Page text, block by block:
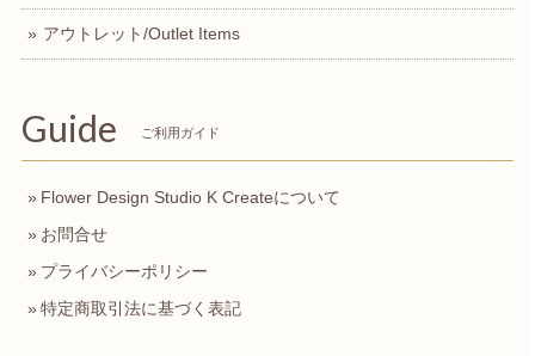
アウトレット/Outlet Items
Guide ご利用ガイド
Flower Design Studio K Createについて
お問合せ
プライバシーポリシー
特定商取引法に基づく表記